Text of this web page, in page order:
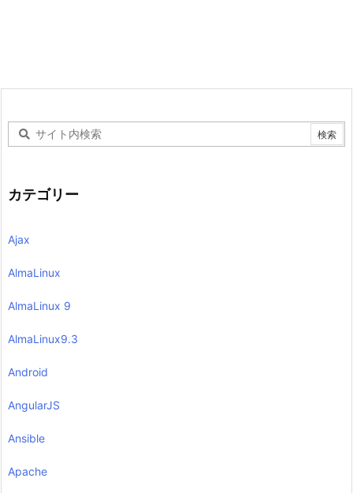
カテゴリー
Ajax
AlmaLinux
AlmaLinux 9
AlmaLinux9.3
Android
AngularJS
Ansible
Apache